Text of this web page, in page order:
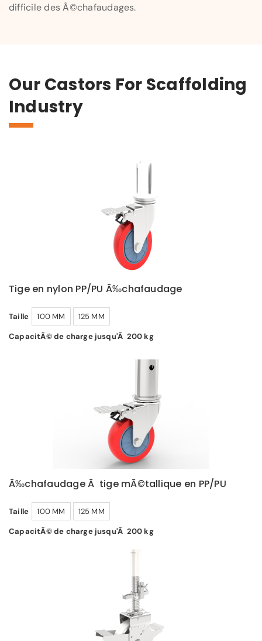
difficile des Ã©chafaudages.
Our Castors For Scaffolding
Industry
Tige en nylon PP/PU Ã‰chafaudage
Taille 100 MM
125 MM
CapacitÃ© de charge jusqu'Ã 200 kg
Ã‰chafaudage Ã tige mÃ©tallique en PP/PU
Taille 100 MM
125 MM
CapacitÃ© de charge jusqu'Ã 200 kg